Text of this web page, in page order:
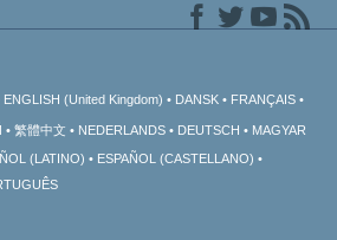
ENGLISH (United Kingdom) DANSK FRANÇAIS
繁體中文 NEDERLANDS DEUTSCH
MAGYAR
(LATINO)
ESPAÑOL (CASTELLANO)